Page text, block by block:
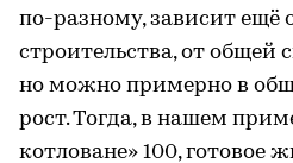
по-разному, зависит ещё
строительства, от общей
но можно примерно в
рост. Тогда, в нашем
котловане» 100, готовое